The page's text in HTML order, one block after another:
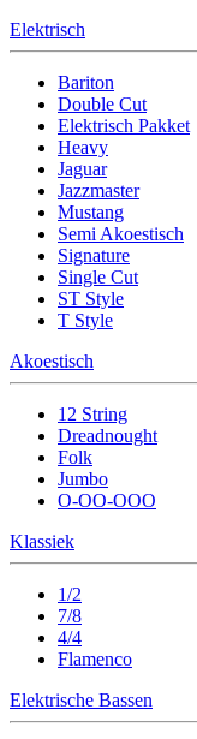
Elektrisch
Bariton
Double Cut
Elektrisch Pakket
Heavy
Jaguar
Jazzmaster
Mustang
Semi Akoestisch
Signature
Single Cut
ST Style
T Style
Akoestisch
12 String
Dreadnought
Folk
Jumbo
O-OO-OOO
Klassiek
1/2
7/8
4/4
Flamenco
Elektrische Bassen